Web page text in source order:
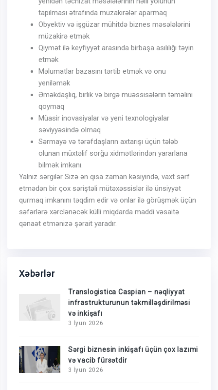
tapılması ətrafında müzakirələr aparmaq
Obyektiv və işgüzar mühitdə biznes məsələlərini
müzakirə etmək
Qiymət ilə keyfiyyət arasında birbaşa asılılığı təyin
etmək
Məlumatlar bazasını tərtib etmək və onu
yeniləmək
Əməkdaşlıq, birlik və birgə müəssisələrin təməlini
qoymaq
Müasir inovasiyalar və yeni texnologiyalar
səviyyəsində olmaq
Sərmayə və tərəfdaşların axtarışı üçün tələb
olunan müxtəlif sorğu xidmətlərindən yararlana
bilmək imkanı.
Yalnız sərgilər Sizə ən qısa zaman kəsiyində, vaxt sərf
etmədən bir çox səriştəli mütəxəssislər ilə ünsiyyət
qurmaq imkanını təqdim edir və onlar ilə görüşmək üçün
səfərlərə xərclənəcək külli miqdarda maddi vəsaitə
qənaət etmənizə şərait yaradır.
Xəbərlər
Translogistica Caspian – nəqliyyat
infrastrukturunun təkmilləşdirilməsi
və inkişafı
3 İyun 2026
Sərgi biznesin inkişafı üçün çox lazımi
və vacib fürsətdir
3 İyun 2026